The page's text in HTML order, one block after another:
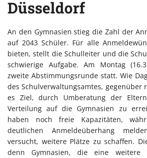
Düsseldorf
An den Gymnasien stieg die Zahl der
auf 2043 Schüler. Für alle
bieten, stellt die Schulleiter und die
schwierige Aufgabe. Am Montag
zweite Abstimmungsrunde statt. Wie
des Schulverwaltungsamtes, gegenüber
es Ziel, durch Umberatung der
Verteilung auf die Gymnasien zu
haben noch freie Kapazitäten,
deutlichen Anmeldeüberhang
versucht, weitere Plätze zu schaffen.
denn Gymnasien, die eine